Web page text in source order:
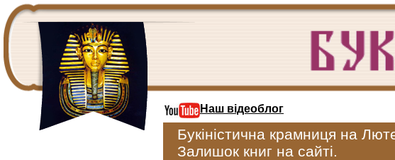
Наш відеоблог
Букіністична крамниця на
Залишок книг на сайті.